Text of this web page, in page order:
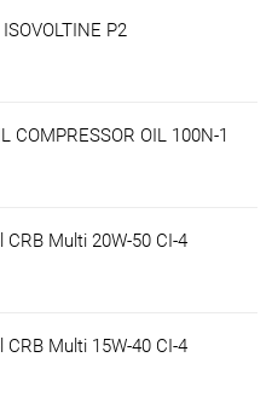
P2
COMPRESSOR OIL 100N-1
Multi 20W-50 CI-4
Multi 15W-40 CI-4